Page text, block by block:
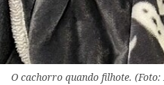
O cachorro quando filhote. (Foto: